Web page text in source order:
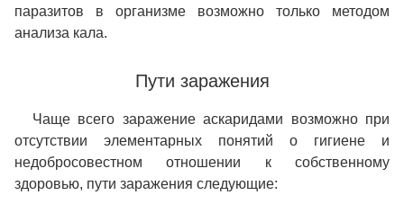
паразитов в организме возможно только методом
анализа кала.
Пути заражения
Чаще всего заражение аскаридами возможно при
отсутствии элементарных понятий о гигиене и
недобросовестном отношении к собственному
здоровью, пути заражения следующие: